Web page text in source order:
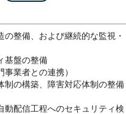
整備、および継続的な監視・
基盤の整備
業者との連携）
制の構築、障害対応体制の整備
動配信工程へのセキュリティ検